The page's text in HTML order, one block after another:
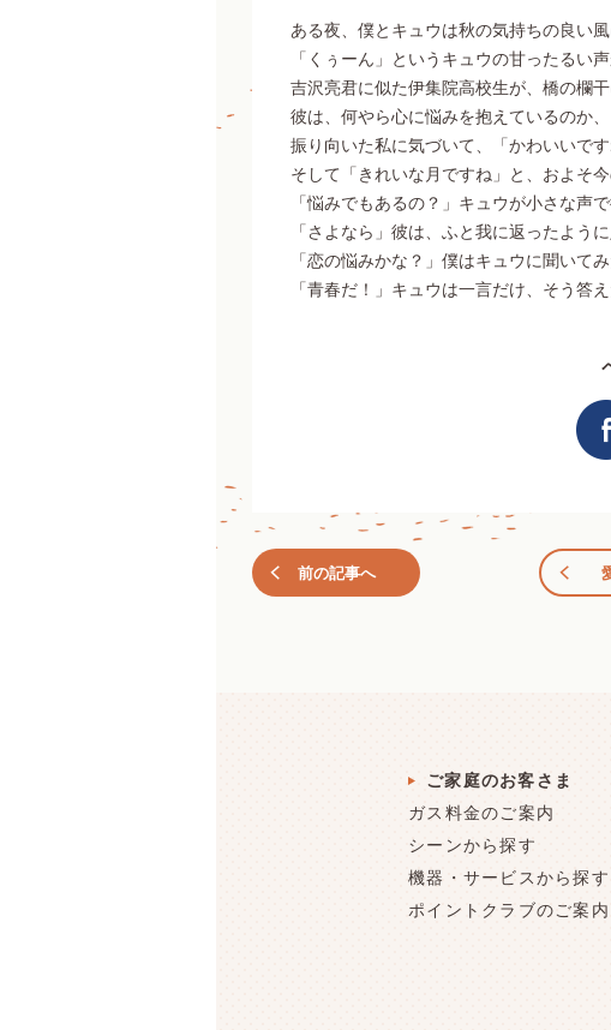
ある夜、僕とキュウは秋の気持ちの良い
「くぅーん」というキュウの甘ったるい
吉沢亮君に似た伊集院高校生が、橋の欄
彼は、何やら心に悩みを抱えているのか
振り向いた私に気づいて、「かわいいです
そして「きれいな月ですね」と、およそ
「悩みでもあるの？」キュウが小さな声で
「さよなら」彼は、ふと我に返ったよう
「恋の悩みかな？」僕はキュウに聞いてみ
「青春だ！」キュウは一言だけ、そう答え
前の記事へ
ご家庭のお客さま
ガス料金のご案内
シーンから探す
機器・サービスから探す
ポイントクラブのご案内